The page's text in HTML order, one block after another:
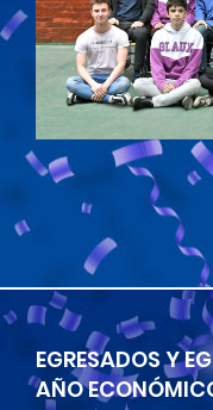
EGRESADOS Y
AÑO